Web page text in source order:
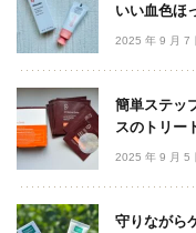
ライフスタイル
いい血色ほ
2025 年 9 月 7
簡単ステッ
スのトリー
2025 年 9 月 5
守りながら